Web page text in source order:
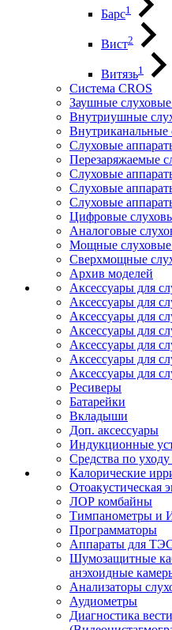
Барс1
Вист2
Витязь1
Система CROS
Заушные
Внутриушные
Внутриканальные
Слуховые
Перезаряжаемые
Слуховые
Слуховые
Слуховые
Цифровые
Аналоговые
Мощные слуховые
Сверхмощные
Архив моделей
Аксессуары для
Аксессуары для
Аксессуары для
Аксессуары для
Аксессуары для
Аксессуары для
Аксессуары для
Ресиверы
Батарейки
Вкладыши
Доп. аксессуары
Индукционные
Средства по
Калорические
Отоакустическая
ЛОР комбайны
Тимпанометры и
Программаторы
Аппараты для
Шумозащитные
анэхоидные
Анализаторы
Аудиометры
Диагностика